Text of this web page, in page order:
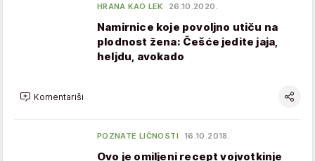
HRANA KAO LEK 26.10.2020.
Namirnice koje povoljno utiču na
plodnost žena: Češće jedite jaja,
heljdu, avokado
Komentariši
POZNATE LIČNOSTI 16.10.2018.
Ovo je omiljeni recept vojvotkinje